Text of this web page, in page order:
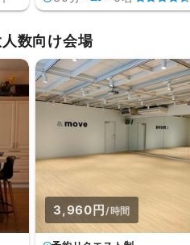
数向け会場
3,960円/時間